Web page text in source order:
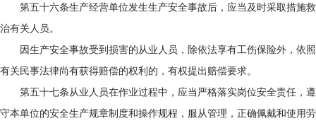
第五十六条生产经营单位发生生产安全事故后，应当及时采取措施救
治有关人员。
因生产安全事故受到损害的从业人员，除依法享有工伤保险外，依照
有关民事法律尚有获得赔偿的权利的，有权提出赔偿要求。
第五十七条从业人员在作业过程中，应当严格落实岗位安全责任，遵
守本单位的安全生产规章制度和操作规程，服从管理，正确佩戴和使用劳